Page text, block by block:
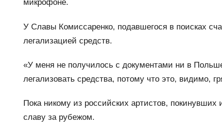
микрофоне.
У Славы Комиссаренко, подавшегося в поисках
легализацией средств.
«У меня не получилось с документами ни в
легализовать средства, потому что это, видимо,
Пока никому из российских артистов,
славу за рубежом.